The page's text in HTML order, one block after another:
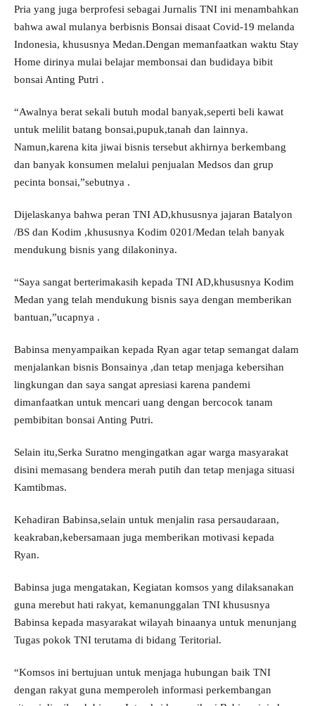
Pria yang juga berprofesi sebagai Jurnalis TNI ini menambahkan
bahwa awal mulanya berbisnis Bonsai disaat Covid-19 melanda
Indonesia, khususnya Medan.Dengan memanfaatkan waktu Stay
Home dirinya mulai belajar membonsai dan budidaya bibit
bonsai Anting Putri .
“Awalnya berat sekali butuh modal banyak,seperti beli kawat
untuk melilit batang bonsai,pupuk,tanah dan lainnya.
Namun,karena kita jiwai bisnis tersebut akhirnya berkembang
dan banyak konsumen melalui penjualan Medsos dan grup
pecinta bonsai,”sebutnya .
Dijelaskanya bahwa peran TNI AD,khususnya jajaran Batalyon
/BS dan Kodim ,khususnya Kodim 0201/Medan telah banyak
mendukung bisnis yang dilakoninya.
“Saya sangat berterimakasih kepada TNI AD,khususnya Kodim
Medan yang telah mendukung bisnis saya dengan memberikan
bantuan,”ucapnya .
Babinsa menyampaikan kepada Ryan agar tetap semangat dalam
menjalankan bisnis Bonsainya ,dan tetap menjaga kebersihan
lingkungan dan saya sangat apresiasi karena pandemi
dimanfaatkan untuk mencari uang dengan bercocok tanam
pembibitan bonsai Anting Putri.
Selain itu,Serka Suratno mengingatkan agar warga masyarakat
disini memasang bendera merah putih dan tetap menjaga situasi
Kamtibmas.
Kehadiran Babinsa,selain untuk menjalin rasa persaudaraan,
keakraban,kebersamaan juga memberikan motivasi kepada
Ryan.
Babinsa juga mengatakan, Kegiatan komsos yang dilaksanakan
guna merebut hati rakyat, kemanunggalan TNI khususnya
Babinsa kepada masyarakat wilayah binaanya untuk menunjang
Tugas pokok TNI terutama di bidang Teritorial.
“Komsos ini bertujuan untuk menjaga hubungan baik TNI
dengan rakyat guna memperoleh informasi perkembangan